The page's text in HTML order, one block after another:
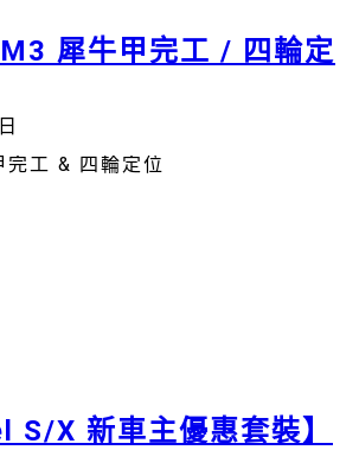
M3 犀牛甲完工 / 四輪定
工 & 四輪定位
S/X 新車主優惠套裝】